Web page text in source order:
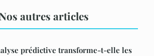
autres articles
prédictive transforme-t-elle les